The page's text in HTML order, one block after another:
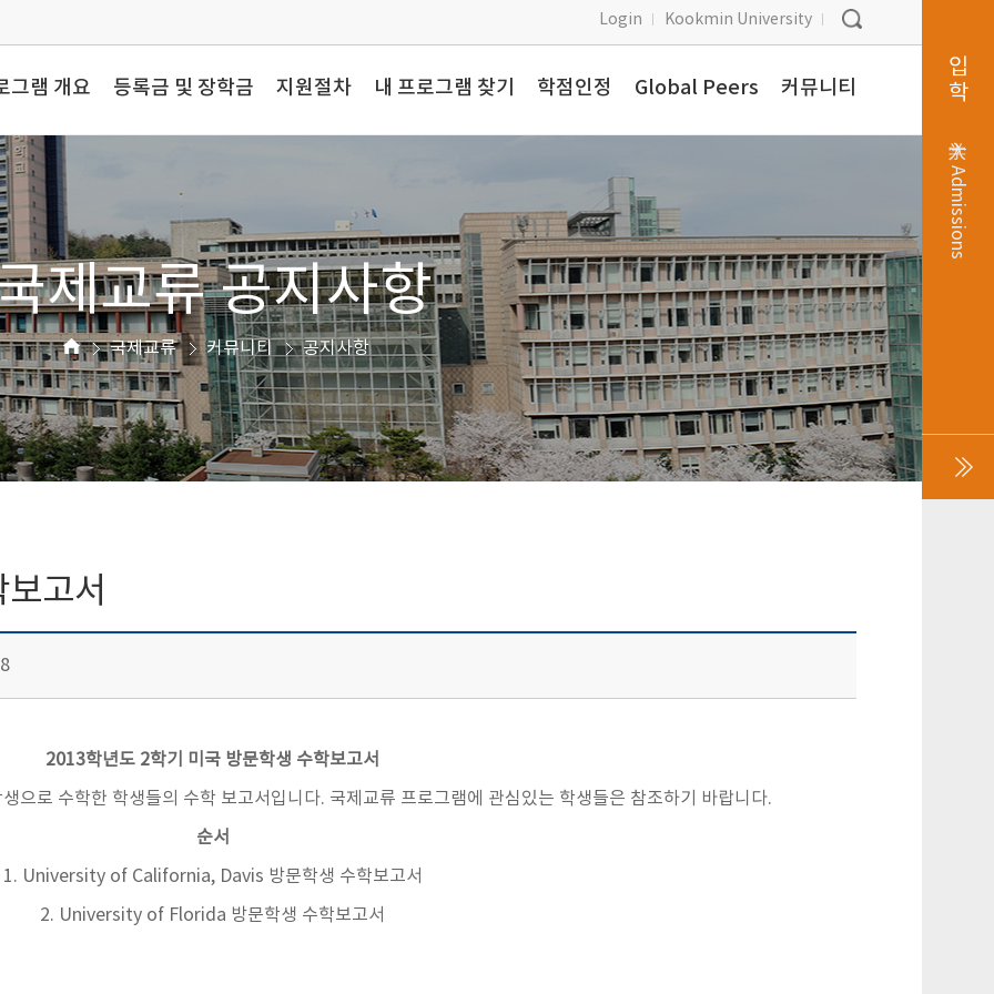
Login Kookmin University
그램 개요 등록금 및 장학금 지원절차 내 프로그램 찾기 학점인정 Global Peers 커뮤니티
제교류 공지사항
국제교류 커뮤니티 공지사항
고서
2013학년도 2학기 미국 방문학생 수학보고서
으로 수학한 학생들의 수학 보고서입니다. 국제교류 프로그램에 관심있는 학생들은 참조하기 바랍니다.
순서
1. University of California, Davis 방문학생 수학보고서
2. University of Florida 방문학생 수학보고서
입학
Admissions